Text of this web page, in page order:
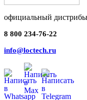
официальный
8 800 234-76-22
info@loctech.ru